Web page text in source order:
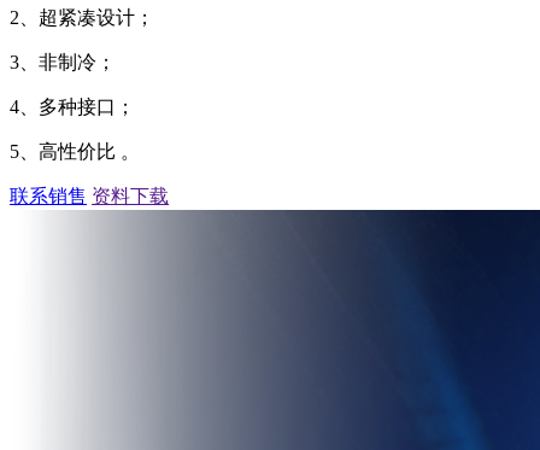
2、超紧凑设计；
3、非制冷；
4、多种接口；
5、高性价比 。
联系销售 资料下载